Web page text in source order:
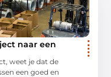
naar een
weet je dat de
een goed en